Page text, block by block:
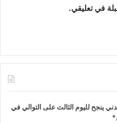
في تعليقي.
ينجح لليوم الثالث على التوالي في